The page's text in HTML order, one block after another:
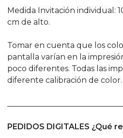
Medida Invitación individual:
cm de alto.
Tomar en cuenta que los
pantalla varían en la
poco diferentes. Todas las
diferente calibración de color.
PEDIDOS DIGITALES ¿Qué